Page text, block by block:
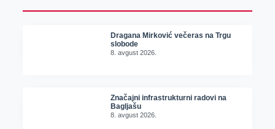
Dragana Mirković večeras na Trgu
slobode
8. avgust 2026.
Značajni infrastrukturni radovi na
Bagljašu
8. avgust 2026.